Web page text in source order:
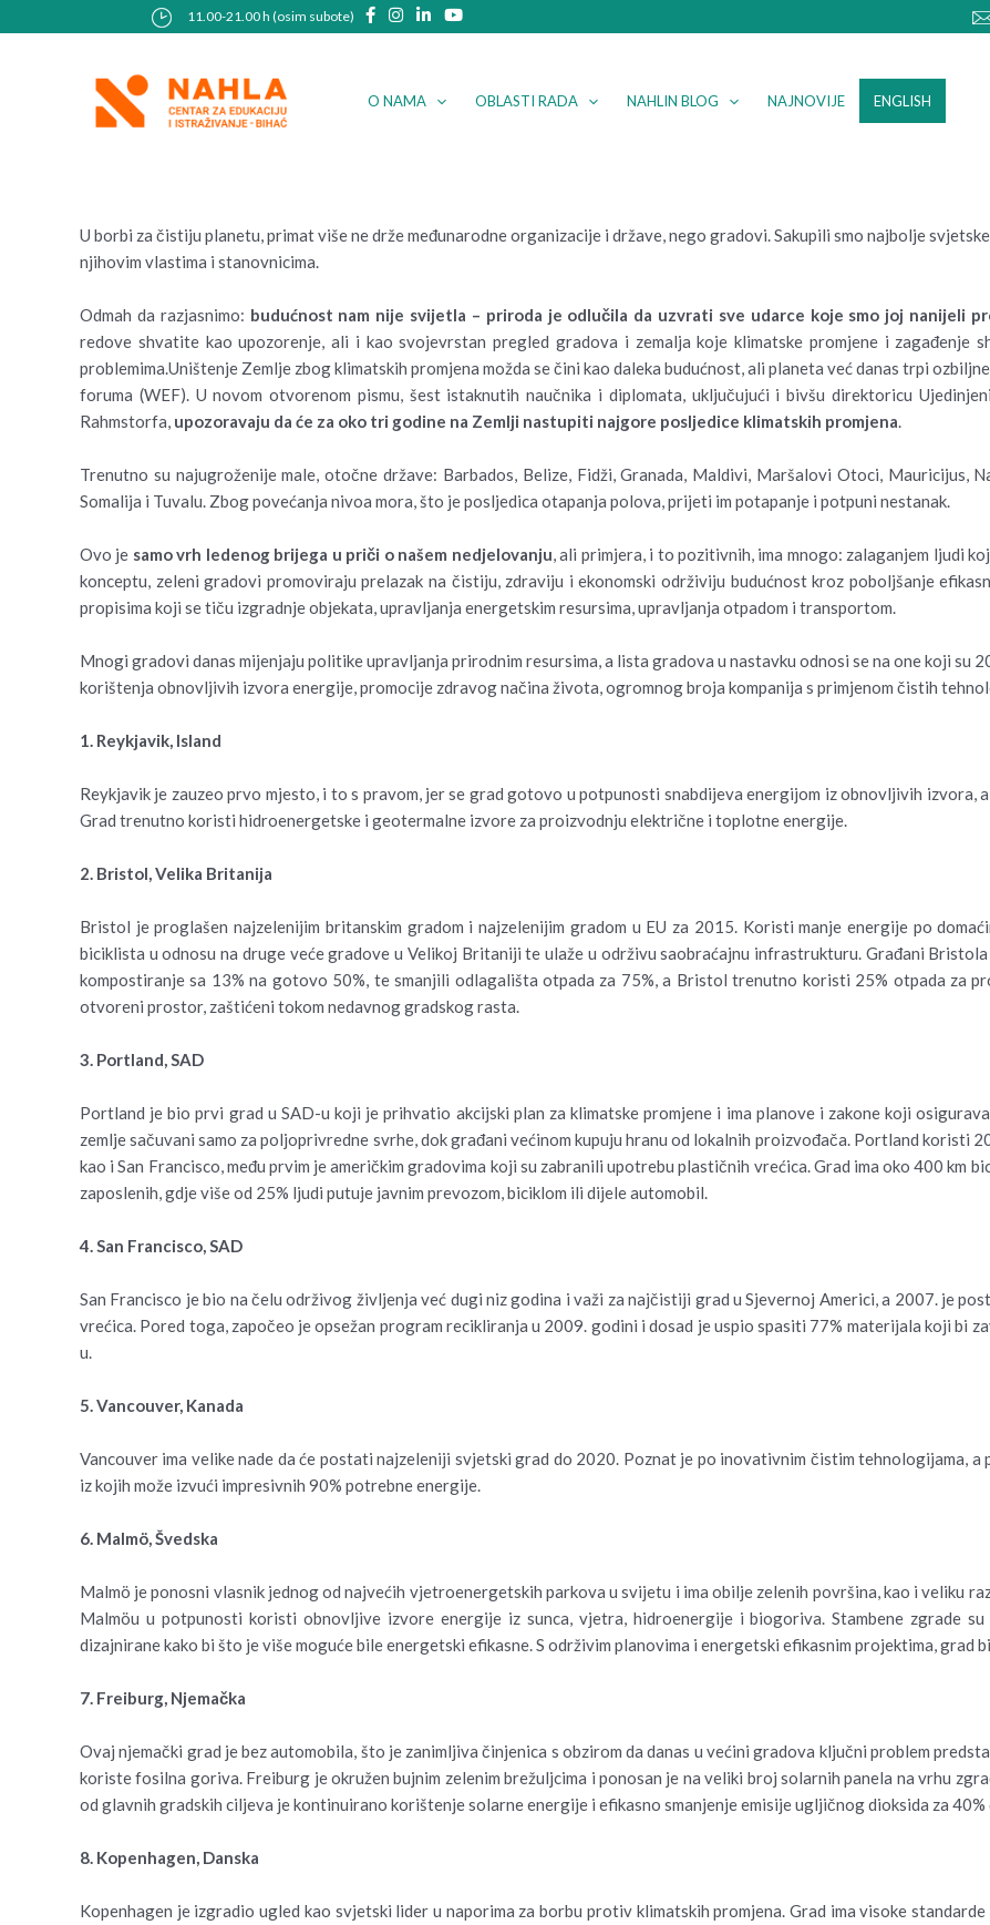
to
11.00-21.00 h (osim subote)
O NAMA OBLASTI RADA NAHLIN BLOG NAJNOVIJE ENGLISH
U borbi za čistiju planetu, primat više ne drže međunarodne organizacije i države, nego gradovi. Sakupili smo najbolje
njihovim vlastima i stanovnicima.
Odmah da razjasnimo: budućnost nam nije svijetla – priroda je odlučila da uzvrati sve udarce koje smo joj nanijeli
redove shvatite kao upozorenje, ali i kao svojevrstan pregled gradova i zemalja koje klimatske promjene i zagađenje
problemima.Uništenje Zemlje zbog klimatskih promjena možda se čini kao daleka budućnost, ali planeta već danas trpi
foruma (WEF). U novom otvorenom pismu, šest istaknutih naučnika i diplomata, uključujući i bivšu direktoricu
Rahmstorfa, upozoravaju da će za oko tri godine na Zemlji nastupiti najgore posljedice klimatskih promjena.
Trenutno su najugroženije male, otočne države: Barbados, Belize, Fidži, Granada, Maldivi, Maršalovi Otoci, Mauricijus,
Somalija i Tuvalu. Zbog povećanja nivoa mora, što je posljedica otapanja polova, prijeti im potapanje i potpuni nestanak.
Ovo je samo vrh ledenog brijega u priči o našem nedjelovanju, ali primjera, i to pozitivnih, ima mnogo: zalaganjem ljudi
konceptu, zeleni gradovi promoviraju prelazak na čistiju, zdraviju i ekonomski održiviju budućnost kroz poboljšanje
propisima koji se tiču izgradnje objekata, upravljanja energetskim resursima, upravljanja otpadom i transportom.
Mnogi gradovi danas mijenjaju politike upravljanja prirodnim resursima, a lista gradova u nastavku odnosi se na one koji
korištenja obnovljivih izvora energije, promocije zdravog načina života, ogromnog broja kompanija s primjenom čistih
1. Reykjavik, Island
Reykjavik je zauzeo prvo mjesto, i to s pravom, jer se grad gotovo u potpunosti snabdijeva energijom iz obnovljivih izvora,
Grad trenutno koristi hidroenergetske i geotermalne izvore za proizvodnju električne i toplotne energije.
2. Bristol, Velika Britanija
Bristol je proglašen najzelenijim britanskim gradom i najzelenijim gradom u EU za 2015. Koristi manje energije po
biciklista u odnosu na druge veće gradove u Velikoj Britaniji te ulaže u održivu saobraćajnu infrastrukturu. Građani
kompostiranje sa 13% na gotovo 50%, te smanjili odlagališta otpada za 75%, a Bristol trenutno koristi 25% otpada za
otvoreni prostor, zaštićeni tokom nedavnog gradskog rasta.
3. Portland, SAD
Portland je bio prvi grad u SAD-u koji je prihvatio akcijski plan za klimatske promjene i ima planove i zakone koji
zemlje sačuvani samo za poljoprivredne svrhe, dok građani većinom kupuju hranu od lokalnih proizvođača. Portland koristi
kao i San Francisco, među prvim je američkim gradovima koji su zabranili upotrebu plastičnih vrećica. Grad ima oko 400 km
zaposlenih, gdje više od 25% ljudi putuje javnim prevozom, biciklom ili dijele automobil.
4. San Francisco, SAD
San Francisco je bio na čelu održivog življenja već dugi niz godina i važi za najčistiji grad u Sjevernoj Americi, a 2007. je
vrećica. Pored toga, započeo je opsežan program recikliranja u 2009. godini i dosad je uspio spasiti 77% materijala koji bi
u.
5. Vancouver, Kanada
Vancouver ima velike nade da će postati najzeleniji svjetski grad do 2020. Poznat je po inovativnim čistim tehnologijama,
iz kojih može izvući impresivnih 90% potrebne energije.
6. Malmö, Švedska
Malmö je ponosni vlasnik jednog od najvećih vjetroenergetskih parkova u svijetu i ima obilje zelenih površina, kao i veliku
Malmöu u potpunosti koristi obnovljive izvore energije iz sunca, vjetra, hidroenergije i biogoriva. Stambene zgrade
dizajnirane kako bi što je više moguće bile energetski efikasne. S održivim planovima i energetski efikasnim projektima,
7. Freiburg, Njemačka
Ovaj njemački grad je bez automobila, što je zanimljiva činjenica s obzirom da danas u većini gradova ključni problem
koriste fosilna goriva. Freiburg je okružen bujnim zelenim brežuljcima i ponosan je na veliki broj solarnih panela na vrhu
od glavnih gradskih ciljeva je kontinuirano korištenje solarne energije i efikasno smanjenje emisije ugljičnog dioksida za
8. Kopenhagen, Danska
Kopenhagen je izgradio ugled kao svjetski lider u naporima za borbu protiv klimatskih promjena. Grad ima visoke
navigation